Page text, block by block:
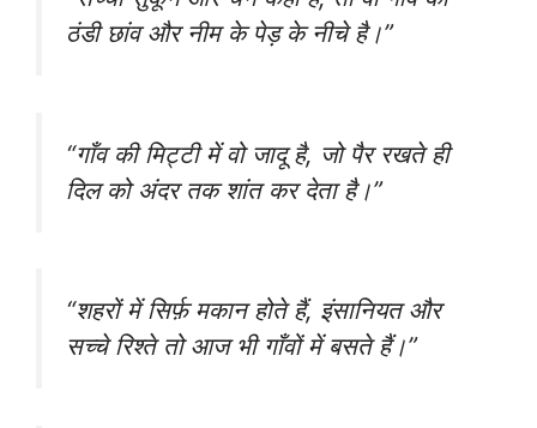
ठंडी छांव और नीम के पेड़ के नीचे है।”
“गाँव की मिट्टी में वो जादू है, जो पैर रखते ही
दिल को अंदर तक शांत कर देता है।”
“शहरों में सिर्फ़ मकान होते हैं, इंसानियत और
सच्चे रिश्ते तो आज भी गाँवों में बसते हैं।”